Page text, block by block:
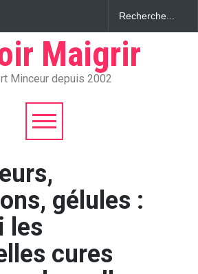
Maigrir
Minceur depuis 2002
gélules :
les
cures